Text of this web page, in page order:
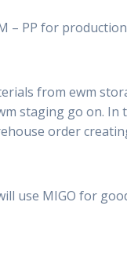
– PP for
from ewm
staging go on. In
order
use MIGO for